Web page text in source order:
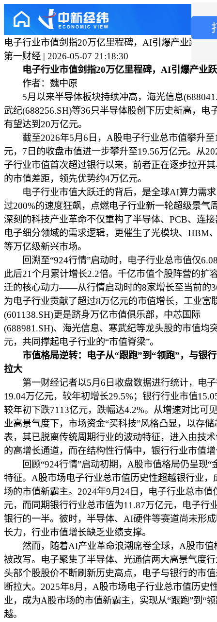
电子行业市值剑指20万亿里程碑，AI引爆产业跃迁
第一财经 | 2026-05-07 21:18:30
电子行业市值剑指20万亿里程碑，AI引爆产业
作者：魏中原
5月以来半导体板块持续冲高，海光信息
武纪(688256.SH)等36只半导体股创下历史新高，电
有望达到20万亿元。
截至2026年5月6日，A股电子行业总市值攀升至
元，7日的收盘市值进一步攀升至19.56万亿元。从
子行业市值首次超过银行以来，前者正在逐步拉开
的市值差距，领先优势约4万亿元。
电子行业市值大跃迁的背后，是全球AI算力需求
过200%的速度狂飙，点燃电子行业新一轮超级景气
深刻的科技产业革命不仅重构了半导体、PCB、连
电子细分领域的需求逻辑，更催生了光模块、HBM
等万亿级新兴市场。
回溯至“924行情”启动时，电子行业总市值仅
此后21个月累计增长2.2倍。千亿市值个股阵营的扩
迁的核心动力——从行情启动时的8家增长至当前的
为电子行业贡献了超过8万亿元的市值增长，工业富
(601138.SH)更是跻身万亿市值俱乐部，中芯国际
(688981.SH)、海光信息、寒武纪等龙头股的市值均
元，共同撑起电子行业的“市值脊梁”。
市值格局逆转：电子从“跟跑”到“领跑”，与银
拉大
第一财经记者以5月6日收盘数据进行统计，电子
19.04万亿元，较年初增长29.5%；银行行业市值
较年初下跌7113亿元，跌幅达4.2%。从增速对比可
业高景气度下，市场资金“买科技”风格凸显，以存储
表，其已脱离传统周期行业的波动特征，进入由技
的高增长通道，而在结构性行情中，银行行业市值
回顾“924行情”启动初期，A股市值格局仍呈现“
特征。A股市场电子行业总市值历史性超越银行业，
场的市值新霸主。2024年9月24日，电子行业总市值
元，而同期银行行业总市值为11.87万亿元，电子行
银行的一半。彼时，半导体、AI硬件等赛道尚未形
长力，行业市值增长缺乏业绩支撑。
然而，随着AI产业革命浪潮席卷全球，A股市值
被改写。电子聚集了半导体、光通信两大高景气度
头部个股股价不断刷新历史高点，电子与银行的市
断拉大。2025年8月，A股市场电子行业总市值历史
业，成为A股市场的市值新霸主，实现从“跟跑”到“
越。